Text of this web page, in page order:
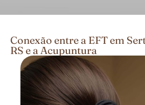
Conexão entre a EFT em
RS e a Acupuntura